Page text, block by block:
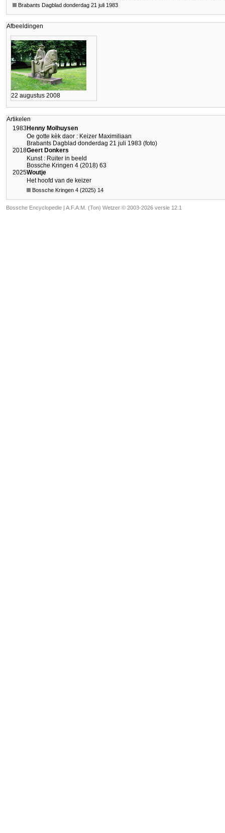
Brabants Dagblad donderdag 21 juli 1983
Afbeeldingen
22 augustus 2008
Artikelen
1983Henny Molhuysen
Oe gotte kèk daor : Keizer Maximiliaan
Brabants Dagblad donderdag 21 juli 1983 (foto)
2018Geert Donkers
Kunst : Ruiter in beeld
Bossche Kringen 4 (2018) 63
2025Woutje
Het hoofd van de keizer
Bossche Kringen 4 (2025) 14
Bossche Encyclopedie | A.F.A.M. (Ton) Wetzer © 2003-2026 versie 12.1